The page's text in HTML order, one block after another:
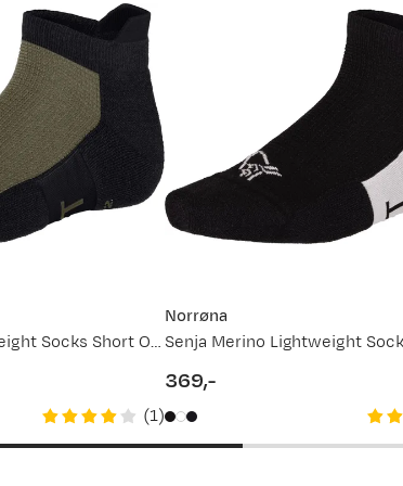
Senja Merino Lightweight Socks Short Olive Night
(1)
Norrøna
369,-